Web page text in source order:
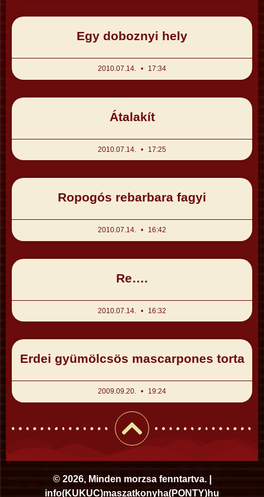
Egy doboznyi hely
2010.07.14. 17:34
Átalakít
2010.07.14. 17:25
Ropogós rebarbara fagyi
2010.07.14. 16:42
Re….
2010.07.14. 16:32
Erdei gyümölcsös mascarpones torta
2009.09.20. 19:24
© 2026, Minden morzsa fenntartva. |
info(KUKUC)maszatkonyha(PONTY)hu